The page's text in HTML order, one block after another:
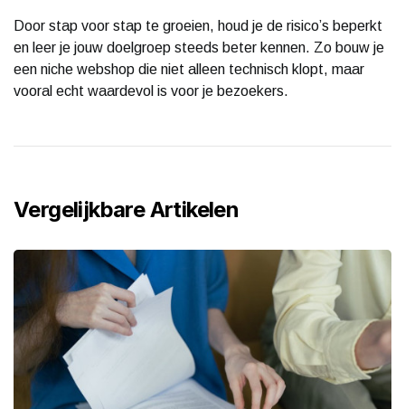
Door stap voor stap te groeien, houd je de risico’s beperkt
en leer je jouw doelgroep steeds beter kennen. Zo bouw je
een niche webshop die niet alleen technisch klopt, maar
vooral echt waardevol is voor je bezoekers.
Vergelijkbare Artikelen